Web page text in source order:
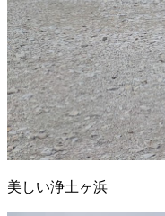
美しい浄土ヶ浜